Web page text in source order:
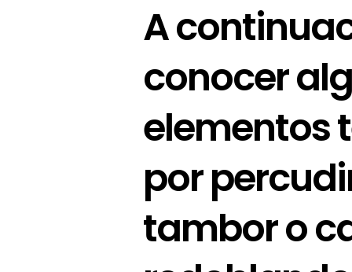
A
conocer
elementos
por
tambor o